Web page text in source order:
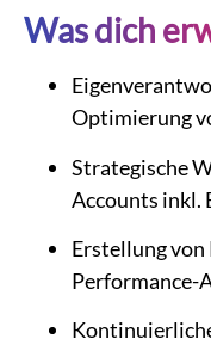
Was dich
Optimierung
Strategische
Accounts inkl.
Erstellung von
Performance-